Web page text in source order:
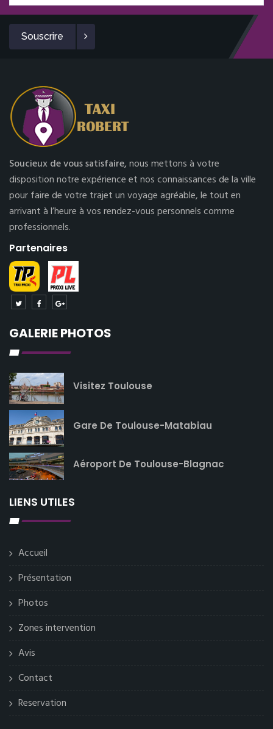
Souscrire
Soucieux de vous satisfaire,nous mettons à votre
disposition notre expérience et nos connaissances de la ville
pour faire de votre trajet un voyage agréable, le tout en
arrivant à l’heure à vos rendez-vous personnels comme
professionnels.
Partenaires
GALERIE PHOTOS
Visitez Toulouse
Gare De Toulouse-Matabiau
Aéroport De Toulouse-Blagnac
LIENS UTILES
Accueil
Présentation
Photos
Zones intervention
Avis
Contact
Reservation